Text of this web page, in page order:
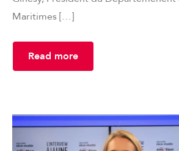
Maritimes […]
Read more